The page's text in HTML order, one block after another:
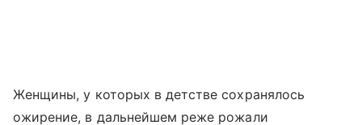
Женщины, у которых в детстве сохранялось
ожирение, в дальнейшем реже рожали